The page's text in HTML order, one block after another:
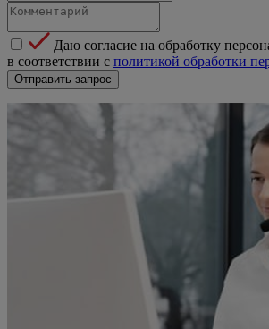
Даю согласие на обработку
в соответствии с политикой обработки
Отправить запрос